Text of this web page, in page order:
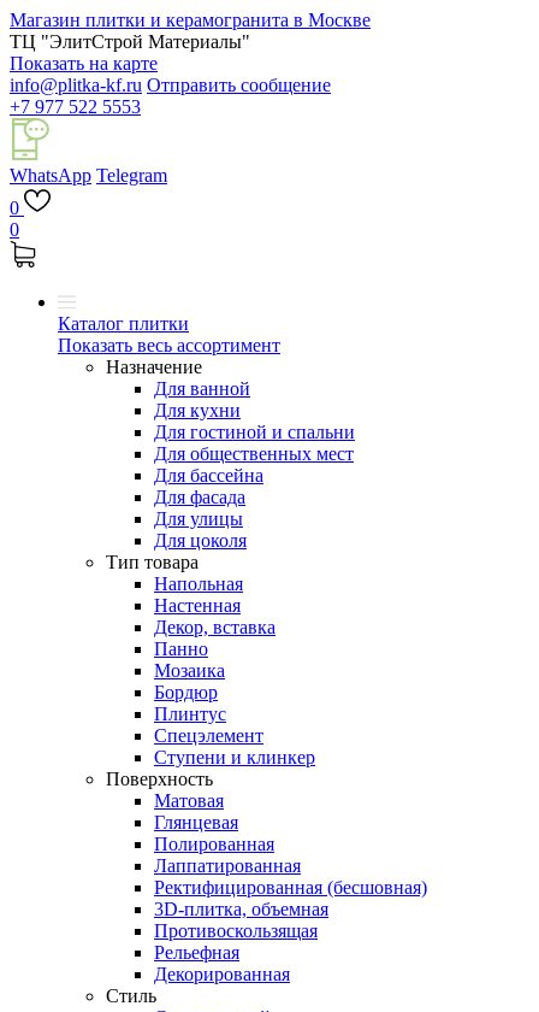
Магазин плитки и керамогранита в Москве
ТЦ "ЭлитСтрой Материалы"
Показать на карте
info@plitka-kf.ru Отправить сообщение
+7 977 522 5553
WhatsApp Telegram
0
0
Каталог плитки
Показать весь ассортимент
Назначение
Для ванной
Для кухни
Для гостиной и спальни
Для общественных мест
Для бассейна
Для фасада
Для улицы
Для цоколя
Тип товара
Напольная
Настенная
Декор, вставка
Панно
Мозаика
Бордюр
Плинтус
Спецэлемент
Ступени и клинкер
Поверхность
Матовая
Глянцевая
Полированная
Лаппатированная
Ректифицированная (бесшовная)
3D-плитка, объемная
Противоскользящая
Рельефная
Декорированная
Стиль